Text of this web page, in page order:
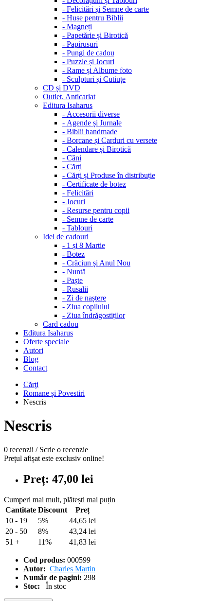
- Felicitări și Semne de carte
- Huse pentru Biblii
- Magneți
- Papetărie și Birotică
- Papirusuri
- Pungi de cadou
- Puzzle și Jocuri
- Rame și Albume foto
- Sculpturi și Cutiuțe
CD și DVD
Outlet. Anticariat
Editura Isaharus
- Accesorii diverse
- Agende și Jurnale
- Biblii handmade
- Borcane și Carduri cu versete
- Calendare și Birotică
- Căni
- Cărți
- Cărți și Produse în distribuție
- Certificate de botez
- Felicitări
- Jocuri
- Resurse pentru copii
- Semne de carte
- Tablouri
Idei de cadouri
- 1 și 8 Martie
- Botez
- Crăciun și Anul Nou
- Nuntă
- Paște
- Rusalii
- Zi de naștere
- Ziua copilului
- Ziua îndrăgostiților
Card cadou
Editura Isaharus
Oferte speciale
Autori
Blog
Contact
Cărţi
Romane și Povestiri
Nescris
Nescris
0 recenzii / Scrie o recenzie
Prețul afișat este exclusiv online!
Preț: 47,00 lei
Cumperi mai mult, plătești mai puțin
Cantitate Discount
Preț
10 - 19
5%
44,65 lei
20 - 50
8%
43,24 lei
51 +
11% 41,83 lei
Cod produs: 000599
Autor: Charles Martin
Număr de pagini: 298
Stoc:
În stoc